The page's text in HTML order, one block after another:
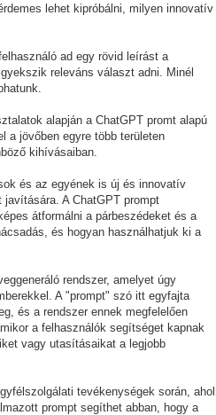
lehet kipróbálni, milyen innovatív
ad egy rövid leírást a
releváns választ adni. Minél
alapján a ChatGPT promt alapú
a jövőben egyre több területen
kihívásaiban.
és az egyének is új és innovatív
A ChatGPT prompt
átformálni a párbeszédeket és a
és hogyan használhatjuk ki a
rendszer, amelyet úgy
A "prompt" szó itt egyfajta
és a rendszer ennek megfelelően
a felhasználók segítséget kapnak
vagy utasításaikat a legjobb
tevékenységek során, ahol
prompt segíthet abban, hogy a